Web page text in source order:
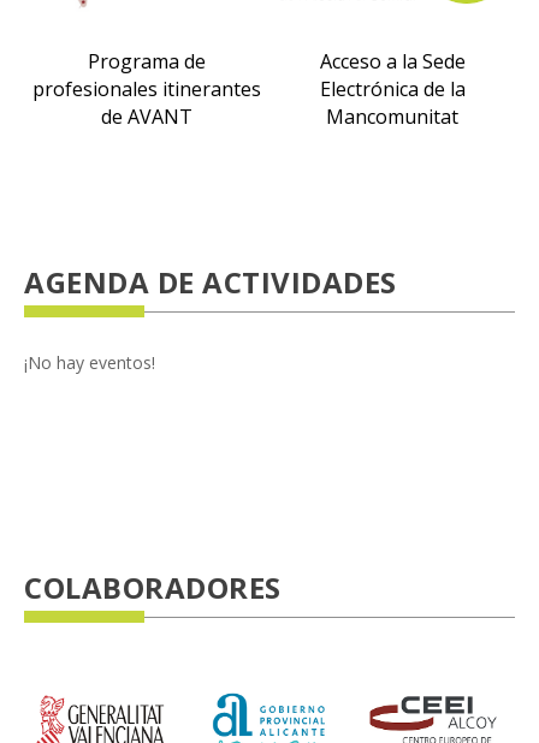
Programa de
profesionales itinerantes
de AVANT
Acceso a la Sede
Electrónica de la
Mancomunitat
AGENDA DE ACTIVIDADES
¡No hay eventos!
COLABORADORES